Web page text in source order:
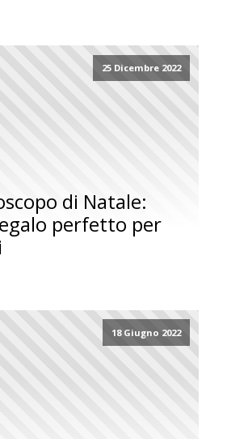
25 Dicembre 2022
di Natale:
perfetto per
18 Giugno 2022